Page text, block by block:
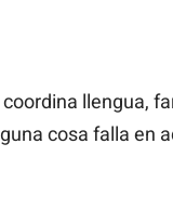
llengua,
cosa falla en